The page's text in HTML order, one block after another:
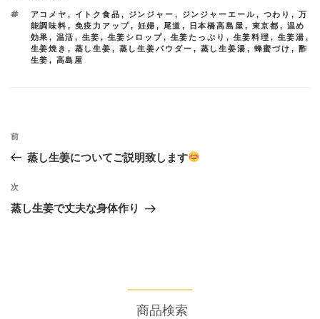
ゴ
リ
ー
タ
グ
アコメヤ , イトク食品 , ジンジャー , ジンジャーエール, つわり , 万
能調味料 , 免疫力アップ, 妊婦 , 尾道 , 日本橋高島屋 , 東京都 , 温め
効果 , 温活 , 生姜 , 生姜シロップ, 生姜たっぷり , 生姜料理 , 生姜湯 ,
生姜焼き , 蒸し生姜 , 蒸し生姜パウダー , 蒸し生姜湯 , 蜂蜜づけ , 酢
生姜 , 高島屋
投
ビ
ゲ
過
去
投
稿
前
蒸し生姜についてご説明致します
次
の
次
蒸し生姜で丈夫な身体作り
商品検索